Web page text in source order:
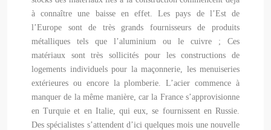
à connaître une baisse en effet. Les pays de l’Est de
l’Europe sont de très grands fournisseurs de produits
métalliques tels que l’aluminium ou le cuivre ; Ces
matériaux sont très sollicités pour les constructions de
logements individuels pour la maçonnerie, les menuiseries
extérieures ou encore la plomberie. L’acier commence à
manquer de la même manière, car la France s’approvisionne
en Turquie et en Italie, qui eux, se fournissent en Russie.
Des spécialistes s’attendent d’ici quelques mois une nouvelle